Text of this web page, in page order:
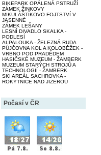
BIKEPARK OPÁLENÁ PSTRUŽÍ
ZÁMEK ŽINKOVY
MIKULÁŠTÍKOVO FOJTSTVÍ V
JASENNÉ
ZÁMEK LEŠANY
LESNÍ DIVADLO SKALKA -
PODLESÍ
ALPALOUKA - ŽELEZNÁ RUDA
PŮJČOVNA KOL A KOLOBĚŽEK -
VRBNO POD PRADĚDEM
HASIČSKÉ MUZEUM - ŽAMBERK
MUZEUM STARÝCH STROJŮ A
TECHNOLOGIÍ - ŽAMBERK
SKI AREÁL SACHROVKA -
ROKYTNICE NAD JIZEROU
Počasí v ČR